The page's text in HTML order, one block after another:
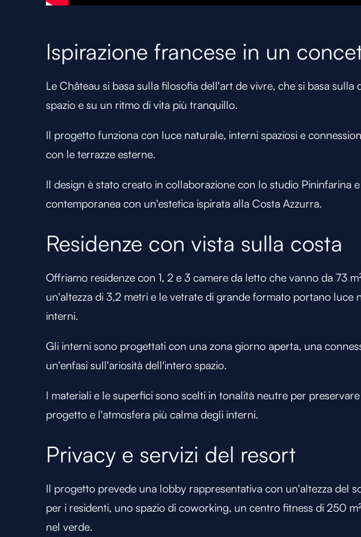
Ispirazione francese in un
Le Château si basa sulla filosofia dell'art de vivre, che si basa
spazio e su un ritmo di vita più tranquillo.
Il progetto funziona con luce naturale, interni spaziosi e
con le terrazze esterne.
Il design è stato creato in collaborazione con lo studio Pininfarina
contemporanea con un'estetica ispirata alla Costa Azzurra.
Residenze con vista sulla costa
Offriamo residenze con 1, 2 e 3 camere da letto che vanno da 73
un'altezza di 3,2 metri e le vetrate di grande formato portano luce
interni.
Gli interni sono progettati con una zona giorno aperta, una
un'enfasi sull'ariosità dell'intero spazio.
I materiali e le superfici sono scelti in tonalità neutre per
progetto e l'atmosfera più calma degli interni.
Privacy e servizi del resort
Il progetto prevede una lobby rappresentativa con un'altezza del
per i residenti, uno spazio di coworking, un centro fitness di 250
nel verde.